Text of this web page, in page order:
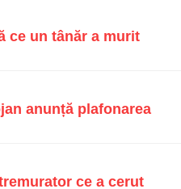
ce un tânăr a murit
anunță plafonarea
ce a cerut